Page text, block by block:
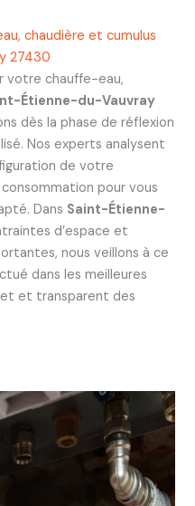
chaudière et cumulus
27430
votre chauffe-eau,
Étienne-du-Vauvray
dès la phase de réflexion
Nos experts analysent
de votre
pour vous
Dans Saint-Étienne-
d’espace et
nous veillons à ce
dans les meilleures
et transparent des